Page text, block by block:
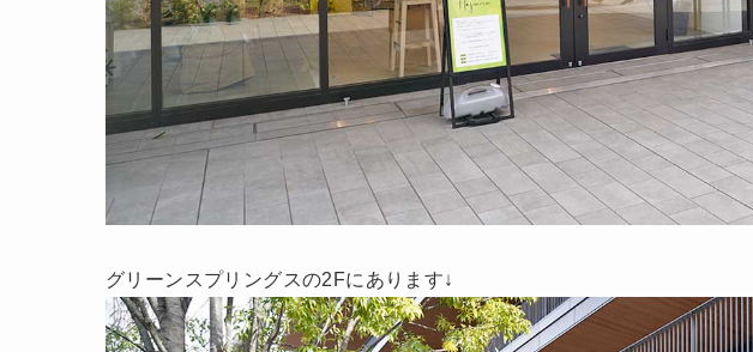
グリーンスプリングスの2Fにあります↓